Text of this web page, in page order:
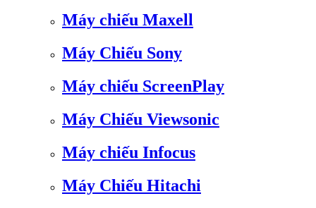
Máy chiếu Maxell
Máy Chiếu Sony
Máy chiếu ScreenPlay
Máy Chiếu Viewsonic
Máy chiếu Infocus
Máy Chiếu Hitachi